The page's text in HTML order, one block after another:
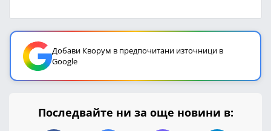
Добави Кворум в предпочитани източници в
Google
Последвайте ни за още новини в: